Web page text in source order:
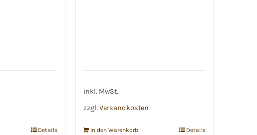
Details
inkl. MwSt.
zzgl. Versandkosten
In den Warenkorb Details